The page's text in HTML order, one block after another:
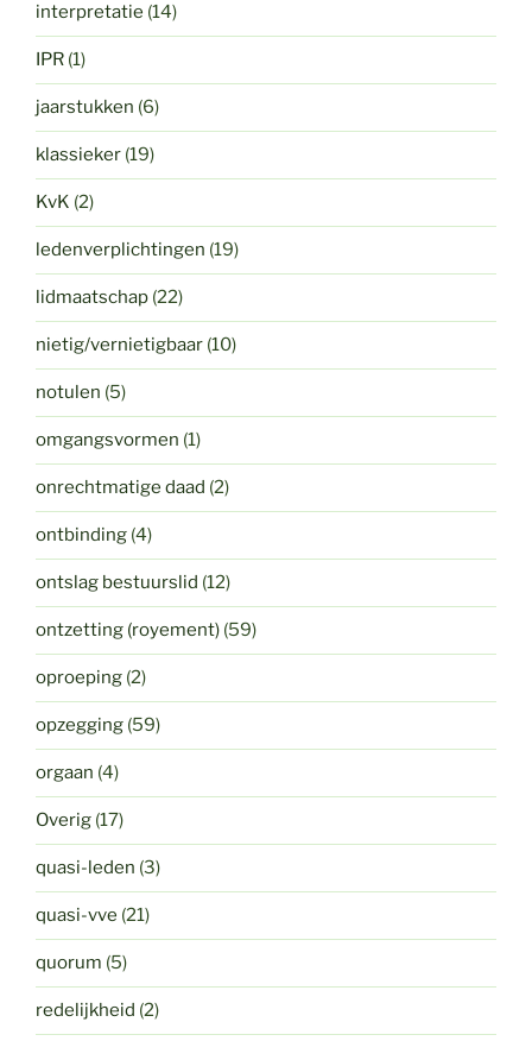
interpretatie (14)
IPR (1)
jaarstukken (6)
klassieker (19)
KvK (2)
ledenverplichtingen (19)
lidmaatschap (22)
nietig/vernietigbaar (10)
notulen (5)
omgangsvormen (1)
onrechtmatige daad (2)
ontbinding (4)
ontslag bestuurslid (12)
ontzetting (royement) (59)
oproeping (2)
opzegging (59)
orgaan (4)
Overig (17)
quasi-leden (3)
quasi-vve (21)
quorum (5)
redelijkheid (2)